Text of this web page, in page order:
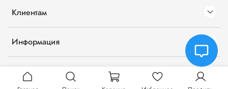
Клиентам
Информация